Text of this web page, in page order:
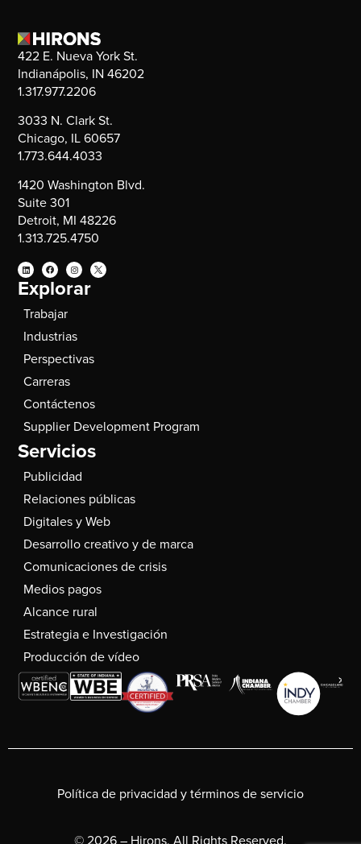
422 E. Nueva York St.
Indianápolis, IN 46202
1.317.977.2206
3033 N. Clark St.
Chicago, IL 60657
1.773.644.4033
1420 Washington Blvd.
Suite 301
Detroit, MI 48226
1.313.725.4750
Explorar
Trabajar
Industrias
Perspectivas
Carreras
Contáctenos
Supplier Development Program
Servicios
Publicidad
Relaciones públicas
Digitales y Web
Desarrollo creativo y de marca
Comunicaciones de crisis
Medios pagos
Alcance rural
Estrategia e Investigación
Producción de vídeo
Política de privacidad y términos de servicio